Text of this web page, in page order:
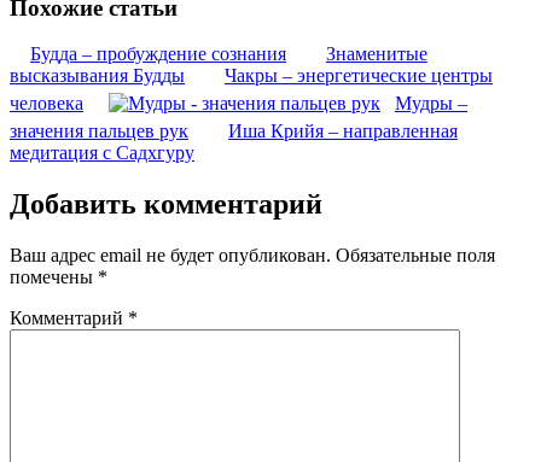
Похожие статьи
Будда – пробуждение сознания
Знаменитые
высказывания Будды
Чакры – энергетические центры
человека
Мудры –
значения пальцев рук
Иша Крийя – направленная
медитация с Садхгуру
Добавить комментарий
Ваш адрес email не будет опубликован. Обязательные поля
помечены *
Комментарий *